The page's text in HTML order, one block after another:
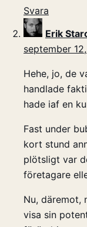
Svara
Erik
september
Hehe, jo, de
handlade
hade iaf en
Fast under
kort stund
plötsligt var
företagare
Nu, däremot,
visa sin